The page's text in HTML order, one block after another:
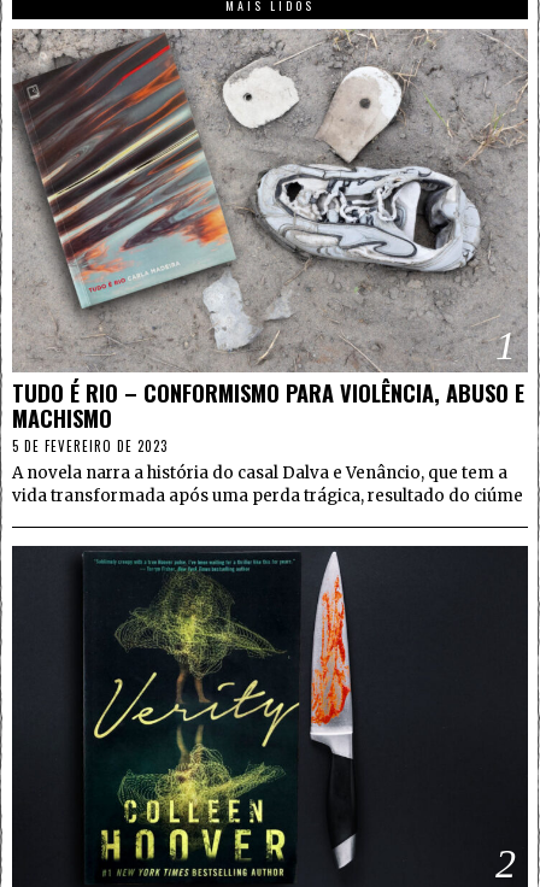
MAIS LIDOS
1
TUDO É RIO – CONFORMISMO PARA VIOLÊNCIA, ABUSO E
MACHISMO
5 DE FEVEREIRO DE 2023
A novela narra a história do casal Dalva e Venâncio, que tem a
vida transformada após uma perda trágica, resultado do ciúme
2